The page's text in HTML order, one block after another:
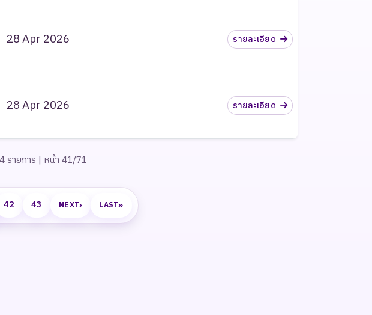
28 Apr 2026 รายละเอียด
28 Apr 2026 รายละเอียด
รายการ | หน้า 41/71
42 43 NEXT› LAST»